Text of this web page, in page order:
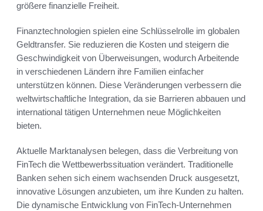
größere finanzielle Freiheit.
Finanztechnologien spielen eine Schlüsselrolle im globalen
Geldtransfer. Sie reduzieren die Kosten und steigern die
Geschwindigkeit von Überweisungen, wodurch Arbeitende
in verschiedenen Ländern ihre Familien einfacher
unterstützen können. Diese Veränderungen verbessern die
weltwirtschaftliche Integration, da sie Barrieren abbauen und
international tätigen Unternehmen neue Möglichkeiten
bieten.
Aktuelle Marktanalysen belegen, dass die Verbreitung von
FinTech die Wettbewerbssituation verändert. Traditionelle
Banken sehen sich einem wachsenden Druck ausgesetzt,
innovative Lösungen anzubieten, um ihre Kunden zu halten.
Die dynamische Entwicklung von FinTech-Unternehmen